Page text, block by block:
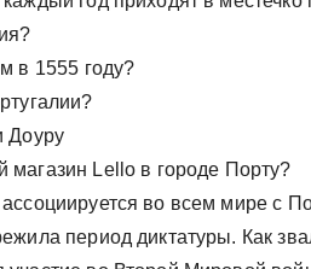
в 1555 году?
Доуру
Lello в городе Порту?
во всем мире с
период диктатуры. Как